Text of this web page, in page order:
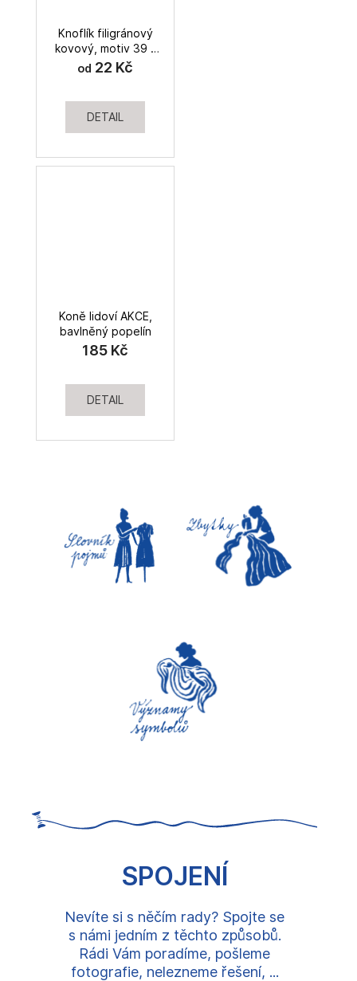
Knoflík filigránový
kovový, motiv 39 -
DOPRODEJ
od 22 Kč
DETAIL
Koně lidoví AKCE,
bavlněný popelín
185 Kč
DETAIL
SPOJENÍ
Nevíte si s něčím rady? Spojte se
s námi jedním z těchto způsobů.
Rádi Vám poradíme, pošleme
fotografie, nelezneme řešení, ...